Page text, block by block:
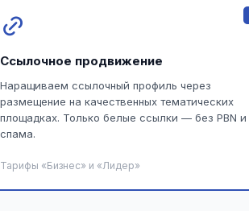
Ссылочное продвижение
Наращиваем ссылочный профиль через
размещение на качественных тематических
площадках. Только белые ссылки — без PBN и
спама.
Тарифы «Бизнес» и «Лидер»